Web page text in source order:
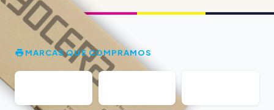
MARCAS QUE COMPRAMOS